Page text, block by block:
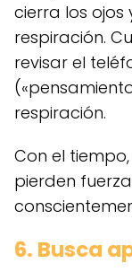
cierra los ojos
respiración.
revisar el
respiración.
Con el
pierden
6. Busca